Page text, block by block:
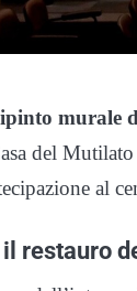
murale
del
al
restauro